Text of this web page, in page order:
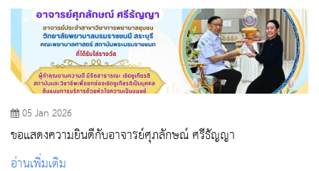
05 Jan 2026
ขอแสดงความยินดีกับอาจารย์ศุภลักษณ์ ศรีธัญญา
อ่านเพิ่มเติม